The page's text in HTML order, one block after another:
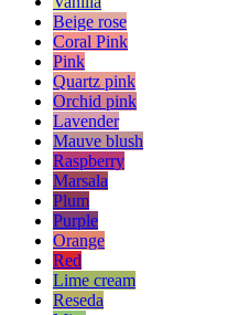
Beige rose
Coral Pink
Pink
Quartz pink
Orchid pink
Lavender
Mauve blush
Raspberry
Marsala
Plum
Purple
Orange
Red
Lime cream
Reseda